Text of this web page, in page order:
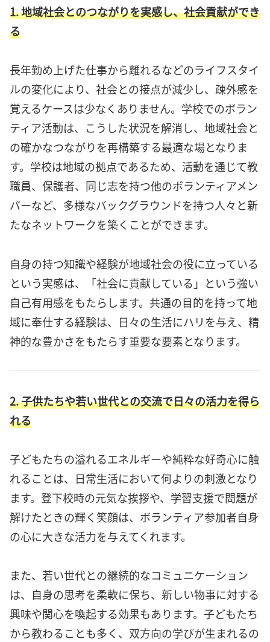
1. 地域社会とのつながりを実感し、社会貢献ができ
る
長年勤め上げた仕事から離れるなどのライフスタイ
ルの変化により、社会との接点が減少し、疎外感を
覚えるケースは少なくありません。学校でのボラン
ティア活動は、こうした状況を解消し、地域社会と
の確かなつながりを再構築する最適な場となりま
す。学校は地域の拠点であるため、活動を通じて教
職員、保護者、同じ志を持つ他のボランティアメン
バーなど、多様なバックグラウンドを持つ人々と新
たなネットワークを築くことができます。
自身の持つ知識や経験が地域社会の役に立っている
という実感は、「社会に貢献している」という強い
自己有用感をもたらします。共通の目的を持って地
域に奉仕する経験は、日々の生活にハリを与え、精
神的な豊かさをもたらす重要な要素となります。
2. 子供たちや若い世代との交流で日々の活力を得ら
れる
子どもたちの溢れるエネルギーや純粋な好奇心に触
れることは、日常生活において何よりの刺激となり
ます。登下校時の元気な挨拶や、学習支援で問題が
解けたときの輝く笑顔は、ボランティア参加者自身
の心に大きな活力を与えてくれます。
また、若い世代との継続的なコミュニケーション
は、自身の思考を柔軟に保ち、新しい物事に対する
興味や関心を喚起する効果もあります。子どもたち
から教わることも多く、双方向の学びが生まれるの